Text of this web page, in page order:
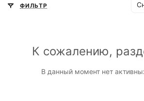
ФИЛЬТР
К сожалению,
В данный момент нет